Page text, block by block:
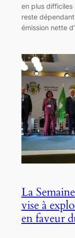
en plus difficiles
reste
émission nette
La
vise à
en faveur